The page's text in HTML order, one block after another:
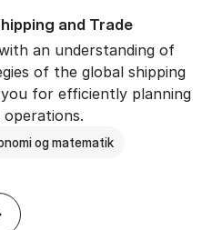
and Trade
an understanding of
of the global shipping
for efficiently planning
operations.
og matematik
BSc in In­ter­na­tion­al Ship­ping